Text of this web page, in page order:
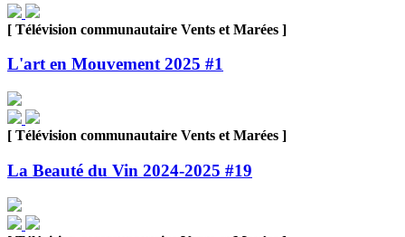
[ Télévision communautaire Vents et Marées ]
L'art en Mouvement 2025 #1
[ Télévision communautaire Vents et Marées ]
La Beauté du Vin 2024-2025 #19